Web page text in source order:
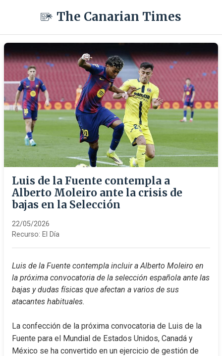
The Canarian Times
Luis de la Fuente contempla a
Alberto Moleiro ante la crisis de
bajas en la Selección
22/05/2026
Recurso: El Día
Luis de la Fuente contempla incluir a Alberto Moleiro en
la próxima convocatoria de la selección española ante las
bajas y dudas físicas que afectan a varios de sus
atacantes habituales.
La confección de la próxima convocatoria de Luis de la
Fuente para el Mundial de Estados Unidos, Canadá y
México se ha convertido en un ejercicio de gestión de